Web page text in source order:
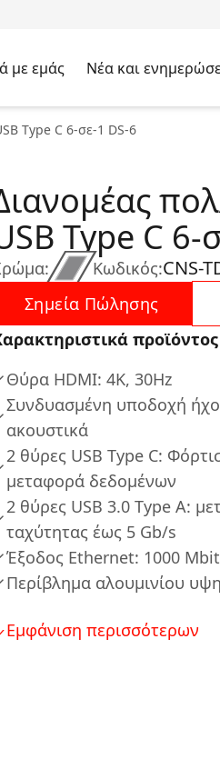
με εμάς Νέα και
Type C 6-σε-1 DS-6
Type C 6-
Κωδικός:CNS-
Σημεία Πώλησης
προϊόντος
Θύρα HDMI: 4K, 30Hz
Συνδυασμένη υποδοχή
ακουστικά
2 θύρες USB Type C:
μεταφορά δεδομένων
2 θύρες USB 3.0 Type A:
ταχύτητας έως 5 Gb/s
Έξοδος Ethernet: 1000 Mbit
Περίβλημα αλουμινίου
Εμφάνιση περισσότερων